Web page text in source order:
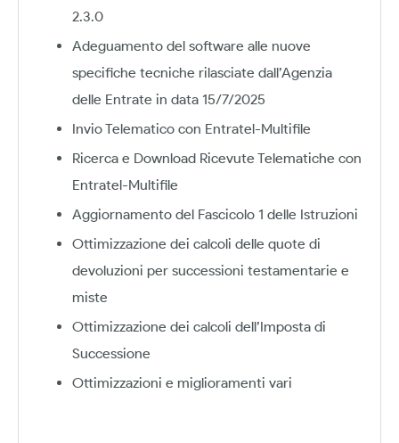
2.3.0
Adeguamento del software alle nuove
specifiche tecniche rilasciate dall’Agenzia
delle Entrate in data 15/7/2025
Invio Telematico con Entratel-Multifile
Ricerca e Download Ricevute Telematiche con
Entratel-Multifile
Aggiornamento del Fascicolo 1 delle Istruzioni
Ottimizzazione dei calcoli delle quote di
devoluzioni per successioni testamentarie e
miste
Ottimizzazione dei calcoli dell’Imposta di
Successione
Ottimizzazioni e miglioramenti vari